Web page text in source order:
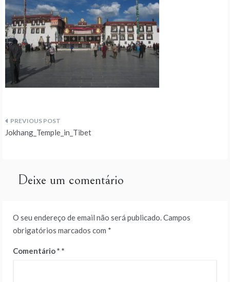
Navegação
artigos
Jokhang_Temple_in_Tibet
Deixe um comentário
O seu endereço de email não será publicado.Campos
obrigatórios marcados com *
Comentário*